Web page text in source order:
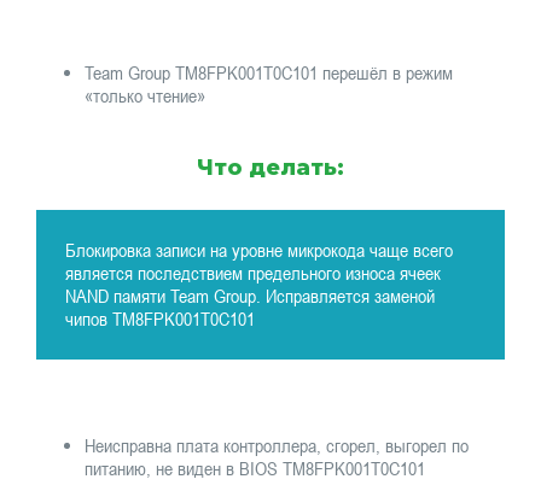
Team Group TM8FPK001T0C101 перешёл в режим
«только чтение»
Что делать:
Блокировка записи на уровне микрокода чаще всего
является последствием предельного износа ячеек
NAND памяти Team Group. Исправляется заменой
чипов TM8FPK001T0C101
Неисправна плата контроллера, сгорел, выгорел по
питанию, не виден в BIOS TM8FPK001T0C101